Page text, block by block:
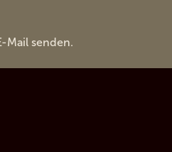
Mail senden.